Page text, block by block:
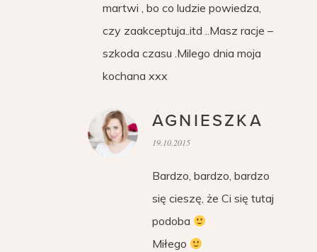
martwi , bo co ludzie powiedza,
czy zaakceptuja..itd ..Masz racje –
szkoda czasu .Milego dnia moja
kochana xxx
AGNIESZKA
19.10.2015
Bardzo, bardzo, bardzo
się cieszę, że Ci się tutaj
podoba
Miłego